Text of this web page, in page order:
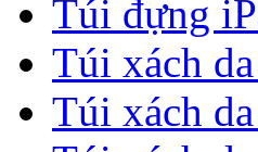
Túi đựng
Túi xách
Túi xách